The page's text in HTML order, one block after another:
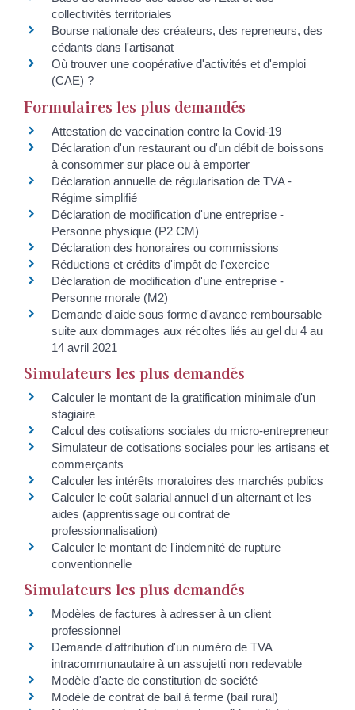
collectivités territoriales
Bourse nationale des créateurs, des repreneurs, des
cédants dans l'artisanat
Où trouver une coopérative d'activités et d'emploi
(CAE) ?
Formulaires les plus demandés
Attestation de vaccination contre la Covid‑19
Déclaration d'un restaurant ou d'un débit de boissons
à consommer sur place ou à emporter
Déclaration annuelle de régularisation de TVA -
Régime simplifié
Déclaration de modification d'une entreprise -
Personne physique (P2 CM)
Déclaration des honoraires ou commissions
Réductions et crédits d'impôt de l'exercice
Déclaration de modification d'une entreprise -
Personne morale (M2)
Demande d'aide sous forme d'avance remboursable
suite aux dommages aux récoltes liés au gel du 4 au
14 avril 2021
Simulateurs les plus demandés
Calculer le montant de la gratification minimale d'un
stagiaire
Calcul des cotisations sociales du micro-entrepreneur
Simulateur de cotisations sociales pour les artisans et
commerçants
Calculer les intérêts moratoires des marchés publics
Calculer le coût salarial annuel d'un alternant et les
aides (apprentissage ou contrat de
professionnalisation)
Calculer le montant de l'indemnité de rupture
conventionnelle
Simulateurs les plus demandés
Modèles de factures à adresser à un client
professionnel
Demande d'attribution d'un numéro de TVA
intracommunautaire à un assujetti non redevable
Modèle d'acte de constitution de société
Modèle de contrat de bail à ferme (bail rural)